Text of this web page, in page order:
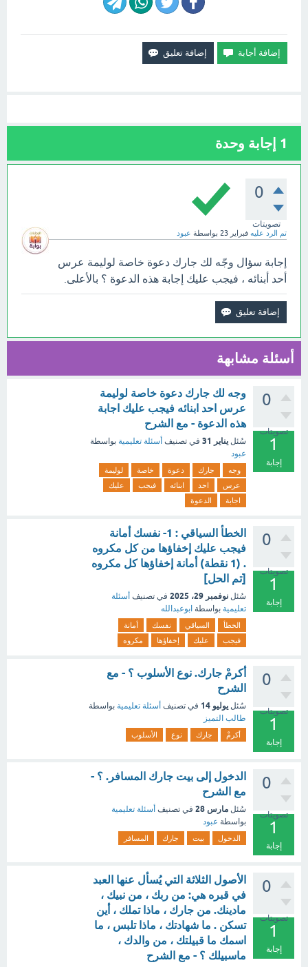
1 إجابة وحدة
0
تصويتات
تم الرد عليه فبراير 23 بواسطة عبود
إجابة سؤال وجّه لك جارك دعوة خاصة لوليمة عرس
أحد أبنائه ، فيجب عليك إجابة هذه الدعوة ؟ بالأعلى.
أسئلة مشابهة
0
تصويتات
1
إجابة
وجه لك جارك دعوة خاصة لوليمة
عرس احد ابنائه فيجب عليك اجابة
هذه الدعوة - مع الشرح
سُئل يناير 31 في تصنيف أسئلة تعليمية بواسطة
عبود
وجه جارك دعوة خاصة
لوليمة
عرس
احد ابنائه فيجب
عليك
اجابة
الدعوة
0
تصويتات
1
إجابة
الخطأ السياقي : 1- نفسك أمانة
فيجب عليك إخفاؤها من كل مكروه
. (1 نقطة) أمانة إخفاؤها كل مكروه
[تم الحل]
سُئل نوفمبر 29، 2025 في تصنيف أسئلة
تعليمية بواسطة ابوعبدالله
الخطأ السياقي نفسك
أمانة
فيجب
عليك إخفاؤها مكروه
0
تصويتات
1
إجابة
أكرمْ جارك. نوع الأسلوب ؟ - مع
الشرح
سُئل يوليو 14 في تصنيف أسئلة تعليمية بواسطة
طالب التميز
أكرمْ جارك نوع الأسلوب
0
تصويتات
1
إجابة
الدخول إلى بيت جارك المسافر. ؟ -
مع الشرح
سُئل مارس 28 في تصنيف أسئلة تعليمية
بواسطة عبود
الدخول بيت جارك المسافر
0
تصويتات
1
إجابة
الأصول الثلاثة التي يُسأل عنها العبد
في قبره هي: من ربك ، من نبيك ،
مادينك. من جارك ، ماذا تملك ، أين
تسكن . ما شهادتك ، ماذا تلبس ، ما
اسمك ما قبيلتك ، من والدك ،
ماسبيلك ؟ - مع الشرح